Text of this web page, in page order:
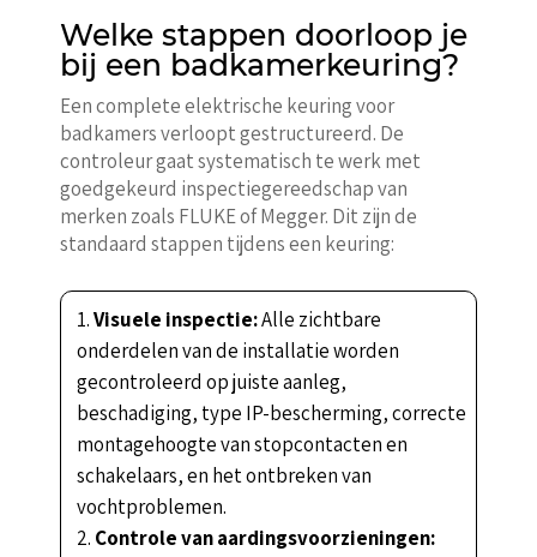
Welke stappen doorloop je
bij een badkamerkeuring?
Een complete elektrische keuring voor
badkamers verloopt gestructureerd. De
controleur gaat systematisch te werk met
goedgekeurd inspectiegereedschap van
merken zoals FLUKE of Megger. Dit zijn de
standaard stappen tijdens een keuring:
Visuele inspectie:Alle zichtbare
onderdelen van de installatie worden
gecontroleerd op juiste aanleg,
beschadiging, type IP-bescherming, correcte
montagehoogte van stopcontacten en
schakelaars, en het ontbreken van
vochtproblemen.
Controle van aardingsvoorzieningen: